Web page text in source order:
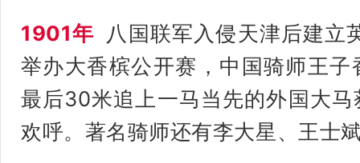
1901年 八国联军入侵天津后建立
举办大香槟公开赛，中国骑师王
最后30米追上一马当先的外国大
欢呼。著名骑师还有李大星、王士